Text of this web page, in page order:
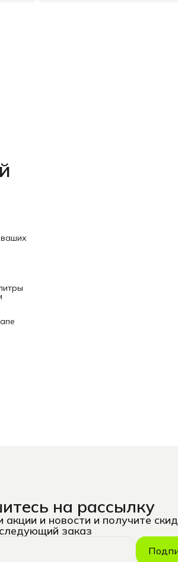
на рассылку
и новости и получите
следующий заказ